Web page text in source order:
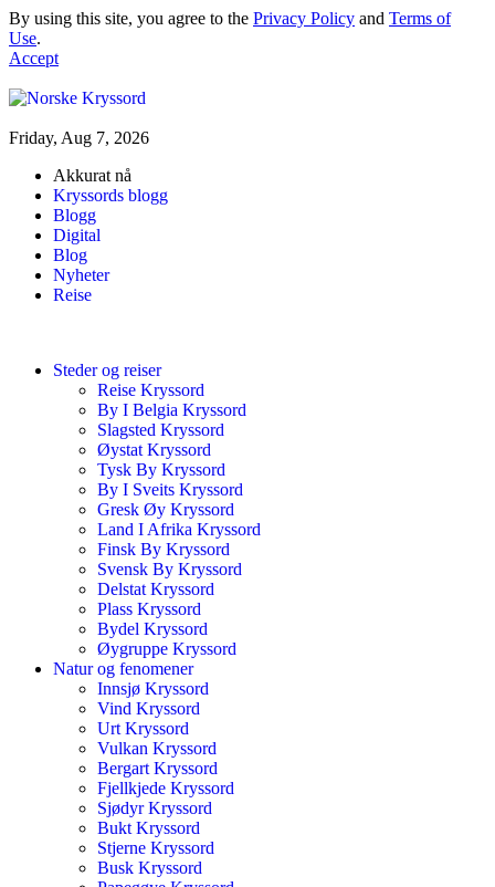
By using this site, you agree to the Privacy Policy and Terms of
Use.
Accept
Friday, Aug 7, 2026
Akkurat nå
Kryssords blogg
Blogg
Digital
Blog
Nyheter
Reise
Steder og reiser
Reise Kryssord
By I Belgia Kryssord
Slagsted Kryssord
Øystat Kryssord
Tysk By Kryssord
By I Sveits Kryssord
Gresk Øy Kryssord
Land I Afrika Kryssord
Finsk By Kryssord
Svensk By Kryssord
Delstat Kryssord
Plass Kryssord
Bydel Kryssord
Øygruppe Kryssord
Natur og fenomener
Innsjø Kryssord
Vind Kryssord
Urt Kryssord
Vulkan Kryssord
Bergart Kryssord
Fjellkjede Kryssord
Sjødyr Kryssord
Bukt Kryssord
Stjerne Kryssord
Busk Kryssord